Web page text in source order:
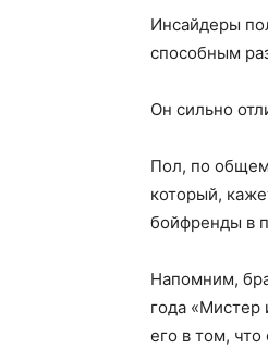
Инсайдеры
способным
Он сильно
Пол, по
который,
бойфренды в
Напомним,
года «Мистер
его в том,